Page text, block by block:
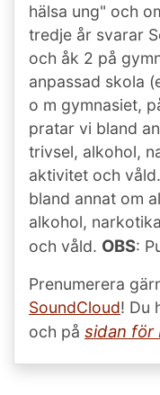
hälsa ung" och
tredje år svarar
och åk 2 på
anpassad skola
o m gymnasiet,
pratar vi bland
trivsel, alkohol,
aktivitet och
bland annat om
alkohol,
och våld. OBS:
Prenumerera
SoundCloud! Du
och på sidan för